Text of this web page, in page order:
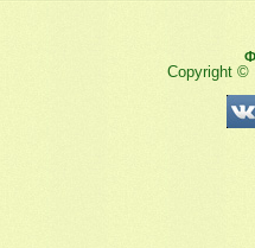
Copyright ©